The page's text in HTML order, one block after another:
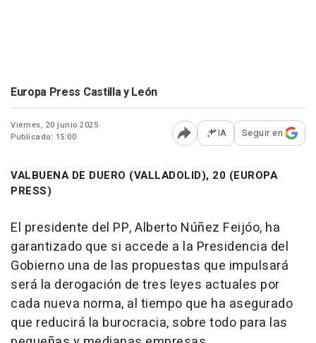
Europa Press Castilla y León
Viernes, 20 junio 2025
Publicado: 15:00
Abrir opciones para
IA Seguir en
VALBUENA DE DUERO (VALLADOLID), 20 (EUROPA
PRESS)
El presidente del PP, Alberto Núñez Feijóo, ha
garantizado que si accede a la Presidencia del
Gobierno una de las propuestas que impulsará
será la derogación de tres leyes actuales por
cada nueva norma, al tiempo que ha asegurado
que reducirá la burocracia, sobre todo para las